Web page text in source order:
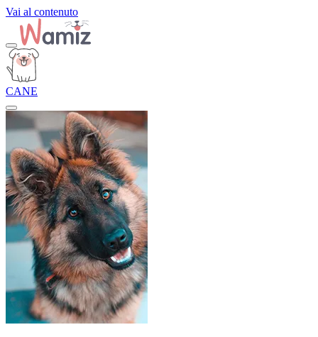
Vai al contenuto
CANE